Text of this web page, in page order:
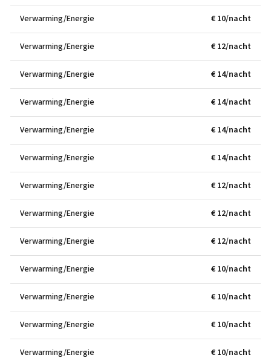
Verwarming/Energie € 10/nacht
Verwarming/Energie € 12/nacht
Verwarming/Energie € 14/nacht
Verwarming/Energie € 14/nacht
Verwarming/Energie € 14/nacht
Verwarming/Energie € 14/nacht
Verwarming/Energie € 12/nacht
Verwarming/Energie € 12/nacht
Verwarming/Energie € 12/nacht
Verwarming/Energie € 10/nacht
Verwarming/Energie € 10/nacht
Verwarming/Energie € 10/nacht
Verwarming/Energie € 10/nacht